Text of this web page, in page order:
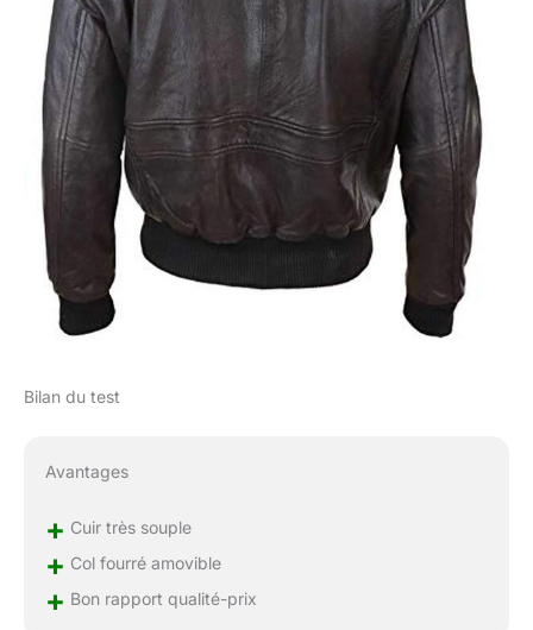
Bilan du test
Avantages
+ Cuir très souple
+ Col fourré amovible
+ Bon rapport qualité-prix